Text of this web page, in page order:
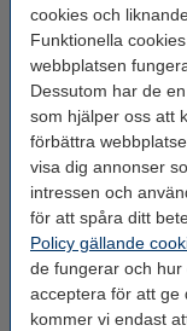
cookies och
Funktionella
webbplatsen
Dessutom har de
som hjälper oss att
förbättra
visa dig annonser
intressen och
för att spåra ditt
Policy gällande
de fungerar och hur
acceptera för att ge
kommer vi endast
Varumärke: 123ink Sort:
Se specifikationerna
Spara upp till35,3%
EU-lager
595 kr